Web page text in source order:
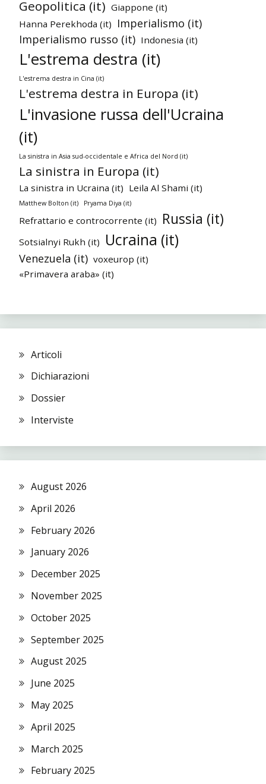
Geopolitica (it) Giappone (it)
Hanna Perekhoda (it) Imperialismo (it)
Imperialismo russo (it) Indonesia (it)
L'estrema destra (it)
L'estrema destra in Cina (it)
L'estrema destra in Europa (it)
L'invasione russa dell'Ucraina
(it)
La sinistra in Asia sud-occidentale e Africa del Nord (it)
La sinistra in Europa (it)
La sinistra in Ucraina (it) Leila Al Shami (it)
Matthew Bolton (it) Pryama Diya (it)
Refrattario e controcorrente (it) Russia (it)
Sotsialnyi Rukh (it) Ucraina (it)
Venezuela (it) voxeurop (it)
«Primavera araba» (it)
Articoli
Dichiarazioni
Dossier
Interviste
August 2026
April 2026
February 2026
January 2026
December 2025
November 2025
October 2025
September 2025
August 2025
June 2025
May 2025
April 2025
March 2025
February 2025